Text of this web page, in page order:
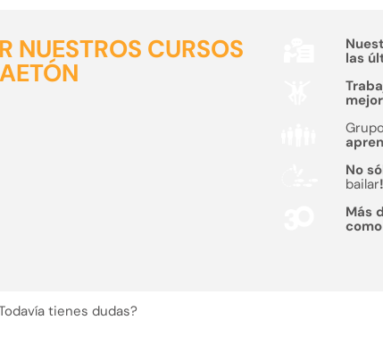
NUESTROS CURSOS
las
No
bailar!
Más
como
tienes dudas?